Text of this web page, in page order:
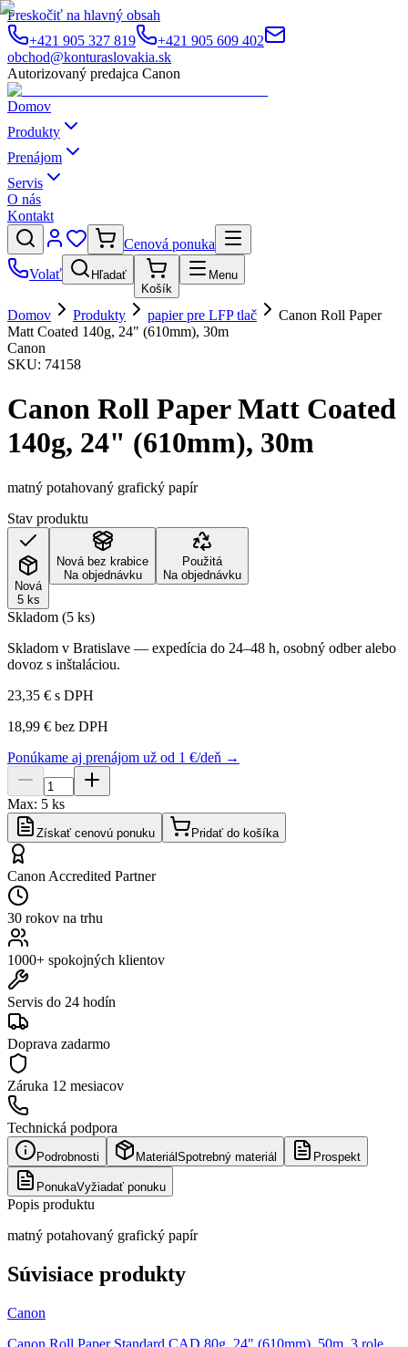
Preskočiť na hlavný obsah
+421 905 327 819
+421 905 609 402
obchod@konturaslovakia.sk
Autorizovaný predajca Canon
Domov
Produkty
Prenájom
Servis
O nás
Kontakt
Cenová ponuka
Volať
Hľadať
Košík
Menu
Domov Produkty papier pre LFP tlač
Canon Roll Paper
Matt Coated 140g, 24" (610mm), 30m
Canon
SKU: 74158
Canon Roll Paper Matt Coated
140g, 24" (610mm), 30m
matný potahovaný grafický papír
Stav produktu
Nová
5 ks
Nová bez krabice
Na objednávku
Použitá
Na objednávku
Skladom (5 ks)
Skladom v Bratislave — expedícia do 24–48 h, osobný odber alebo
dovoz s inštaláciou.
23,35 € s DPH
18,99 € bez DPH
Ponúkame aj prenájom už od 1 €/deň →
Max: 5 ks
Získať cenovú ponuku Pridať do košíka
Canon Accredited Partner
30 rokov na trhu
1000+ spokojných klientov
Servis do 24 hodín
Doprava zadarmo
Záruka 12 mesiacov
Technická podpora
Podrobnosti Materiál Spotrebný materiál Prospekt
PonukaVyžiadať ponuku
Popis produktu
matný potahovaný grafický papír
Súvisiace produkty
Canon
Canon Roll Paper Standard CAD 80g, 24" (610mm), 50m, 3 role